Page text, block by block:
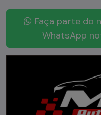
Faça parte do
WhatsApp